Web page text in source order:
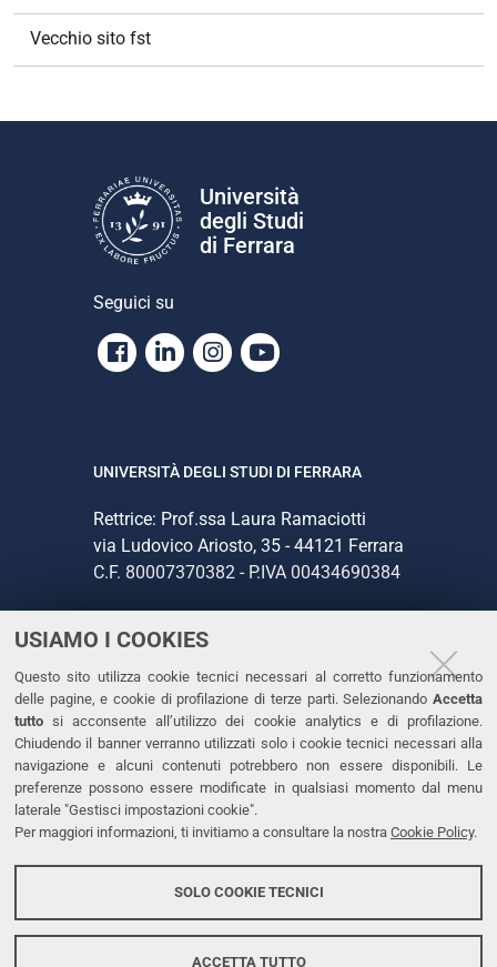
USIAMO I COOKIES
Questo sito utilizza cookie tecnici necessari al corretto funzionamento
delle pagine, e cookie di profilazione di terze parti. Selezionando Accetta
tutto si acconsente all’utilizzo dei cookie analytics e di profilazione.
Chiudendo il banner verranno utilizzati solo i cookie tecnici necessari alla
navigazione e alcuni contenuti potrebbero non essere disponibili. Le
preferenze possono essere modificate in qualsiasi momento dal menu
laterale "Gestisci impostazioni cookie".
Per maggiori informazioni, ti invitiamo a consultare la nostra Cookie Policy.
SOLO COOKIE TECNICI
ACCETTA TUTTO
Vecchio sito fst
Università
degli Studi
di Ferrara
Seguici su
Facebook
LinkedinInstagram
Youtube
UNIVERSITÀ DEGLI STUDI DI FERRARA
Rettrice: Prof.ssa Laura Ramaciotti
via Ludovico Ariosto, 35 - 44121 Ferrara
C.F. 80007370382 - P.IVA 00434690384
CONTATTI
Tel. +39 0532 293111
Fax. +39 0532 293031
PEC
LINKS
Dichiarazione di accessibilità
Protezione dati personali